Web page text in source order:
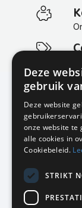
KMP
Airport Business
Frankfurtstraat
1175 RH Lijnden
020-617 01
Deze
gebruik
Deze website
onze website te
alle cookies in
Cookiebeleid.
STRIKT